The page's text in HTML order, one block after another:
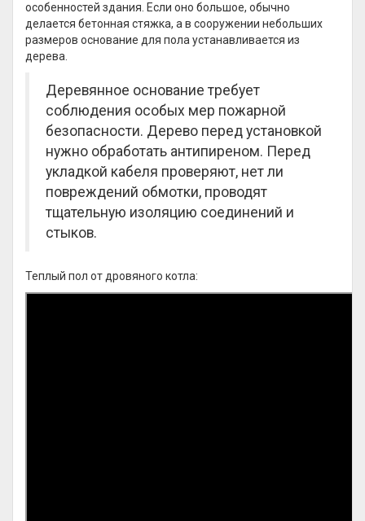
особенностей здания. Если оно большое, обычно
делается бетонная стяжка, а в сооружении небольших
размеров основание для пола устанавливается из
дерева.
Деревянное основание требует
соблюдения особых мер пожарной
безопасности. Дерево перед установкой
нужно обработать антипиреном. Перед
укладкой кабеля проверяют, нет ли
повреждений обмотки, проводят
тщательную изоляцию соединений и
стыков.
Теплый пол от дровяного котла: